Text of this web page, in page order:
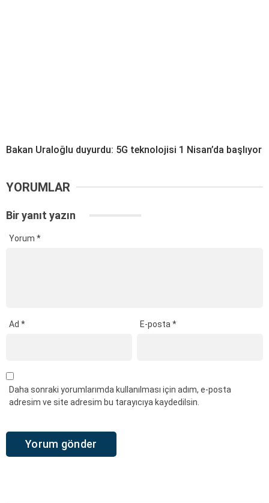
Bakan Uraloğlu duyurdu: 5G teknolojisi 1 Nisan’da başlıyor
YORUMLAR
Bir yanıt yazın
Yorum *
Ad * E-posta*
Daha sonraki yorumlarımda kullanılması için adım, e-posta
adresim ve site adresim bu tarayıcıya kaydedilsin.